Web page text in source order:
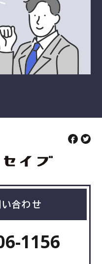
合わせ
1156